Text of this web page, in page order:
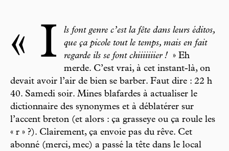
« I
ls font genre c’est la fête dans leurs éditos,
que ça picole tout le temps, mais en fait
regarde ils se font chiiiiiiier ! » Eh
merde. C’est vrai, à cet instant-là, on
devait avoir l’air de bien se barber. Faut dire : 22 h
40. Samedi soir. Mines blafardes à actualiser le
dictionnaire des synonymes et à déblatérer sur
l’accent breton (et alors : ça grasseye ou ça roule les
« r » ?). Clairement, ça envoie pas du rêve. Cet
abonné (merci, mec) a passé la tête dans le local